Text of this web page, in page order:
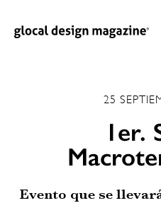
25
1er.
Evento que se